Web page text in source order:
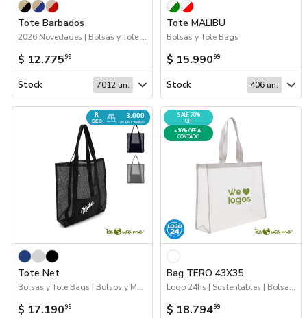
Tote Barbados
2026 Novedades | Bolsas y Tote Bags
$ 12.77599
Stock 7012 un.
Tote MALIBU
Bolsas y Tote Bags
$ 15.99099
Stock 406 un.
8
DEC
3.000
UN. EN CAMINO
Tote Net
Bolsas y Tote Bags | Bolsos y Mochilas | Próximos Arribos
$ 17.19099
SALE 70%
OFF
+10% OFF AL
CONTADO
Bag TERO 43X35
Logo 24hs | Sustentables | Bolsas y Tote Bags | 70%OFF Bolsos y Mochilas
$ 18.79499